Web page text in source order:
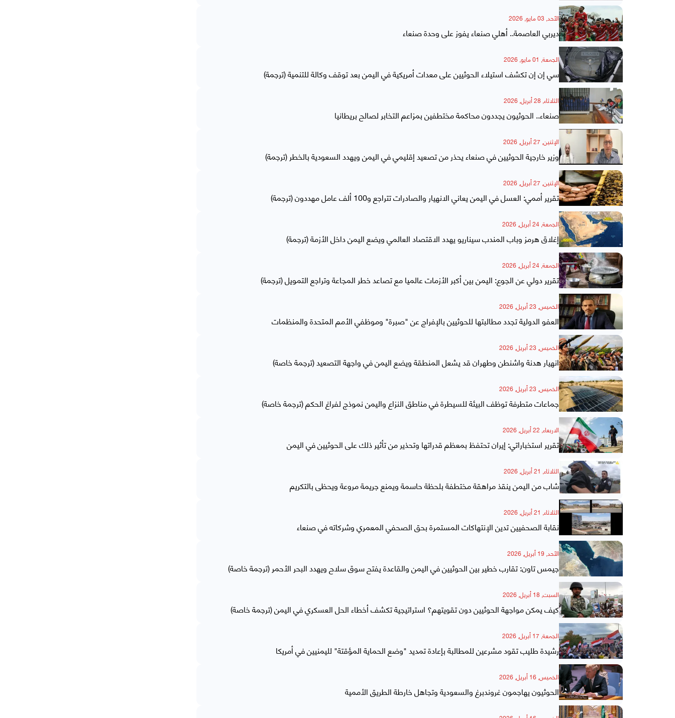
الأحد, 03 مايو, 2026
ديربي العاصمة.. أهلي صنعاء يفوز على وحدة صنعاء
الجمعة, 01 مايو, 2026
سي إن إن تكشف استيلاء الحوثيين على معدات أمريكية في اليمن بعد توقف وكالة للتنمية (ترجمة)
الثلاثاء, 28 أبريل, 2026
صنعاء.. الحوثيون يجددون محاكمة مختطفين بمزاعم التخابر لصالح بريطانيا
الإثنين, 27 أبريل, 2026
وزير خارجية الحوثيين في صنعاء يحذر من تصعيد إقليمي في اليمن ويهدد السعودية بالخطر (ترجمة)
الإثنين, 27 أبريل, 2026
تقرير أممي: العسل في اليمن يعاني الانهيار والصادرات تتراجع و100 ألف عامل مهددون (ترجمة)
الجمعة, 24 أبريل, 2026
إغلاق هرمز وباب المندب سيناريو يهدد الاقتصاد العالمي ويضع اليمن داخل الأزمة (ترجمة)
الجمعة, 24 أبريل, 2026
تقرير دولي عن الجوع: اليمن بين أكبر الأزمات عالميا مع تصاعد خطر المجاعة وتراجع التمويل (ترجمة)
الخميس, 23 أبريل, 2026
العفو الدولية تجدد مطالبتها للحوثيين بالإفراج عن "صبرة" وموظفي الأمم المتحدة والمنظمات
الخميس, 23 أبريل, 2026
انهيار هدنة واشنطن وطهران قد يشعل المنطقة ويضع اليمن في واجهة التصعيد (ترجمة خاصة)
الخميس, 23 أبريل, 2026
جماعات متطرفة توظف البيئة للسيطرة في مناطق النزاع واليمن نموذج لفراغ الحكم (ترجمة خاصة)
الاربعاء, 22 أبريل, 2026
تقرير استخباراتي: إيران تحتفظ بمعظم قدراتها وتحذير من تأثير ذلك على الحوثيين في اليمن
الثلاثاء, 21 أبريل, 2026
شاب من اليمن ينقذ مراهقة مختطفة بلحظة حاسمة ويمنع جريمة مروعة ويحظى بالتكريم
الثلاثاء, 21 أبريل, 2026
نقابة الصحفيين تدين الإنتهاكات المستمرة بحق الصحفي المعمري وشركاته في صنعاء
الأحد, 19 أبريل, 2026
جيمس تاون: تقارب خطير بين الحوثيين في اليمن والقاعدة يفتح سوق سلاح ويهدد البحر الأحمر (ترجمة خاصة)
السبت, 18 أبريل, 2026
كيف يمكن مواجهة الحوثيين دون تقويتهم؟ استراتيجية تكشف أخطاء الحل العسكري في اليمن (ترجمة خاصة)
الجمعة, 17 أبريل, 2026
رشيدة طليب تقود مشرعين للمطالبة بإعادة تمديد "وضع الحماية المؤقتة" لليمنيين في أمريكا
الخميس, 16 أبريل, 2026
الحوثيون يهاجمون غروندبرغ والسعودية وتجاهل خارطة الطريق الأممية